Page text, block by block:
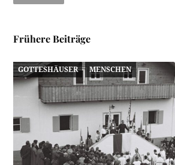
Frühere Beiträge
GOTTESHÄUSER MENSCHEN